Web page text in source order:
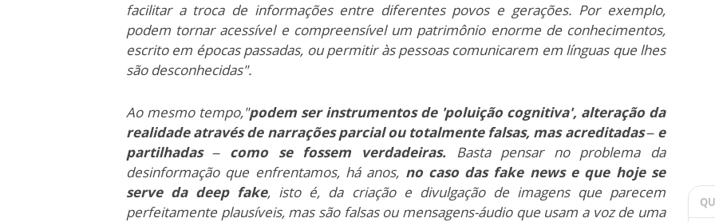
facilitar a troca de informações entre diferentes povos e gerações. Por exemplo,
podem tornar acessível e compreensível um patrimônio enorme de conhecimentos,
escrito em épocas passadas, ou permitir às pessoas comunicarem em línguas que lhes
são desconhecidas".
Ao mesmo tempo,"podem ser instrumentos de 'poluição cognitiva', alteração da
realidade através de narrações parcial ou totalmente falsas, mas acreditadas – e
partilhadas – como se fossem verdadeiras. Basta pensar no problema da
desinformação que enfrentamos, há anos, no caso das fake news e que hoje se
serve da deep fake, isto é, da criação e divulgação de imagens que parecem
perfeitamente plausíveis, mas são falsas ou mensagens-áudio que usam a voz de uma